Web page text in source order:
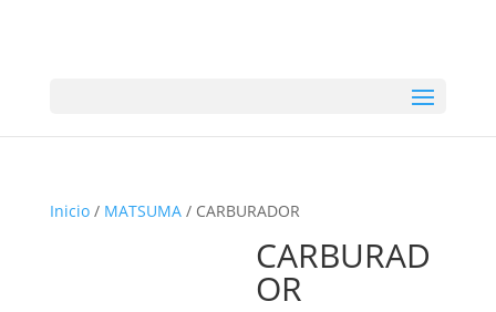
Inicio/ MATSUMA/ CARBURADOR
CARBURAD
OR